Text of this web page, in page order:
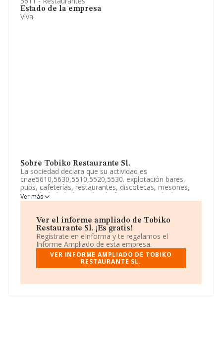
Estado de la empresa
Viva
Sobre Tobiko Restaurante Sl.
La sociedad declara que su actividad es
cnae5610,5630,5510,5520,5530. explotación bares,
pubs, cafeterías, restaurantes, discotecas, mesones,
pizzería, heladerías, salas de fiestas, espectáculos,
hoteles. alojamientos turísticos, campings. servicio de
bebidas, alimentación. actividades restauración, turismo.
La sociedad está registrada como Sociedad Limitada.
Clasifica su actividad CNAE como '%cnae%', código
5611. La empresa no tiene actividad en mercados
exteriores.
De acuerdo con la Recomendación 2003/361/CE de la
microempresas, pequeñas y medianas empresas, la
Ver más
Ver el informe ampliado de Tobiko
Restaurante Sl. ¡Es gratis!
Regístrate en eInforma y te regalamos el
Informe Ampliado de esta empresa.
VER INFORME AMPLIADO DE TOBIKO
RESTAURANTE SL.